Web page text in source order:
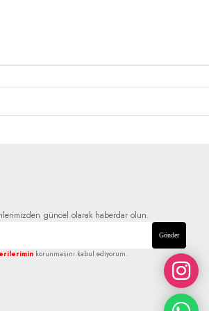
güncel olarak haberdar olun.
Gönder
korunmasını kabul ediyorum.